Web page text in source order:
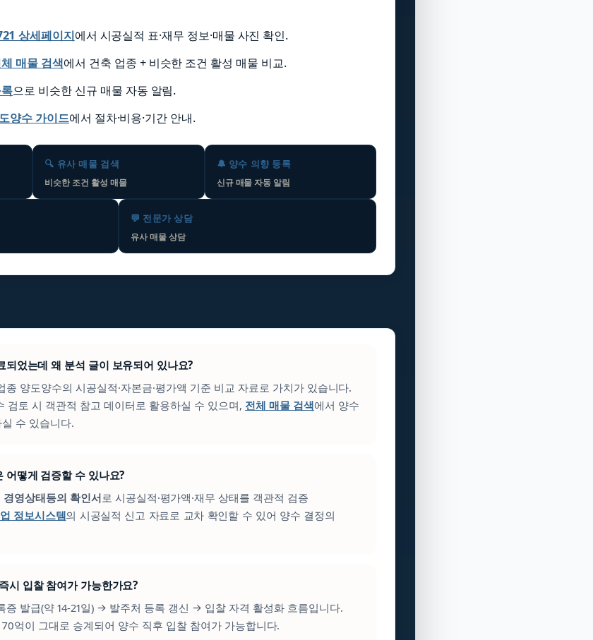
상세페이지에서 시공실적 표·재무 정보·매물 사진 확인.
매물 검색에서 건축 업종 + 비슷한 조건 활성 매물 비교.
으로 비슷한 신규 매물 자동 알림.
양수 가이드에서 절차·비용·기간 안내.
🔍 유사 매물 검색
비슷한 조건 활성 매물
🔔 양수 의향 등록
신규 매물 자동 알림
💬 전문가 상담
유사 매물 상담
되었는데 왜 분석 글이 보유되어 있나요?
양도양수의 시공실적·자본금·평가액 기준 비교 자료로 가치가 있습니다.
검토 시 객관적 참고 데이터로 활용하실 수 있으며, 전체 매물 검색에서 양수
수 있습니다.
어떻게 검증할 수 있나요?
경영상태등의 확인서로 시공실적·평가액·재무 상태를 객관적 검증
정보시스템의 시공실적 신고 자료로 교차 확인할 수 있어 양수 결정의
시 입찰 참여가 가능한가요?
증 발급(약 14-21일) → 발주처 등록 갱신 → 입찰 자격 활성화 흐름입니다.
억이 그대로 승계되어 양수 직후 입찰 참여가 가능합니다.